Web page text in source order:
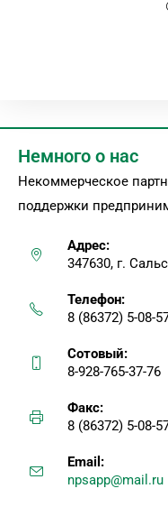
Немного о нас
Некоммерческое
поддержки
Адрес:
347630, г.
Телефон:
8 (86372) 5-08-
Сотовый:
8-928-765-37-76
Факс:
8 (86372) 5-08-
Email:
npsapp@mail.ru